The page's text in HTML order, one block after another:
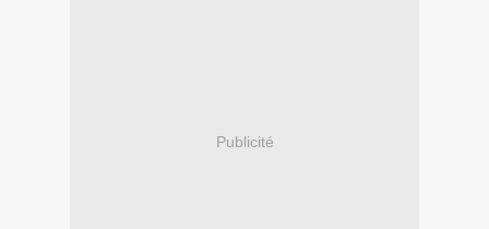
Publicité